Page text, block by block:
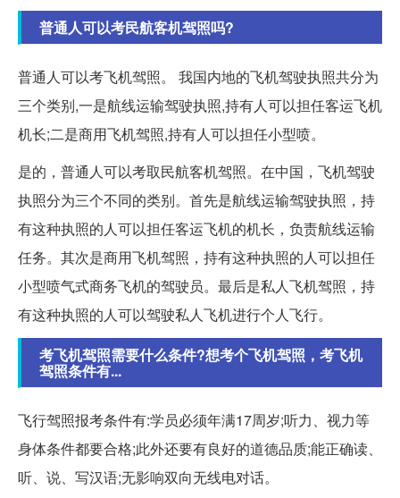
普通人可以考民航客机驾照吗?
普通人可以考飞机驾照。 我国内地的飞机驾驶执照共分为
三个类别,一是航线运输驾驶执照,持有人可以担任客运飞机
机长;二是商用飞机驾照,持有人可以担任小型喷。
是的，普通人可以考取民航客机驾照。在中国，飞机驾驶
执照分为三个不同的类别。首先是航线运输驾驶执照，持
有这种执照的人可以担任客运飞机的机长，负责航线运输
任务。其次是商用飞机驾照，持有这种执照的人可以担任
小型喷气式商务飞机的驾驶员。最后是私人飞机驾照，持
有这种执照的人可以驾驶私人飞机进行个人飞行。
考飞机驾照需要什么条件?想考个飞机驾照，考飞机
驾照条件有...
飞行驾照报考条件有:学员必须年满17周岁;听力、视力等
身体条件都要合格;此外还要有良好的道德品质;能正确读、
听、说、写汉语;无影响双向无线电对话。